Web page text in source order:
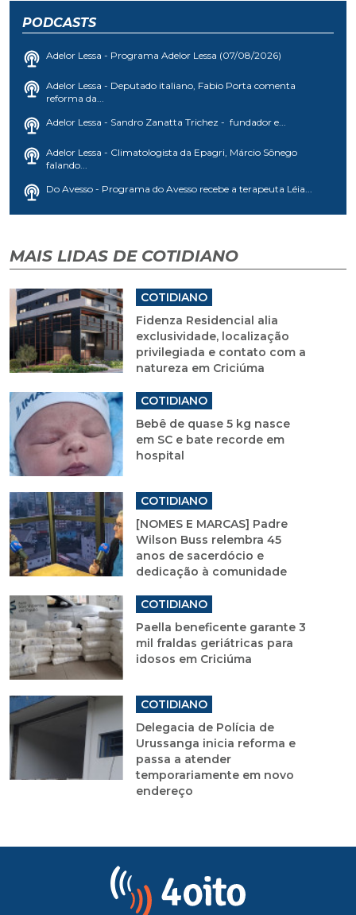
PODCASTS
Adelor Lessa - Programa Adelor Lessa (07/08/2026)
Adelor Lessa - Deputado italiano, Fabio Porta comenta
reforma da...
Adelor Lessa - Sandro Zanatta Trichez - fundador e...
Adelor Lessa - Climatologista da Epagri, Márcio Sônego
falando...
Do Avesso - Programa do Avesso recebe a terapeuta Léia...
MAIS LIDAS DE COTIDIANO
COTIDIANO
Fidenza Residencial alia
exclusividade, localização
privilegiada e contato com a
natureza em Criciúma
COTIDIANO
Bebê de quase 5 kg nasce
em SC e bate recorde em
hospital
COTIDIANO
[NOMES E MARCAS] Padre
Wilson Buss relembra 45
anos de sacerdócio e
dedicação à comunidade
COTIDIANO
Paella beneficente garante 3
mil fraldas geriátricas para
idosos em Criciúma
COTIDIANO
Delegacia de Polícia de
Urussanga inicia reforma e
passa a atender
temporariamente em novo
endereço